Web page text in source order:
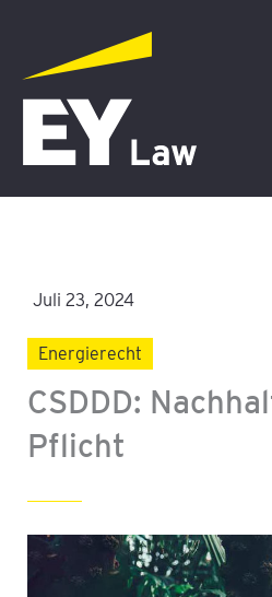
springen
Juli 23, 2024
Energierecht
CSDDD:
Pflicht